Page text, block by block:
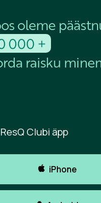
oleme
000 +
raisku
Clubi äpp
iPhone